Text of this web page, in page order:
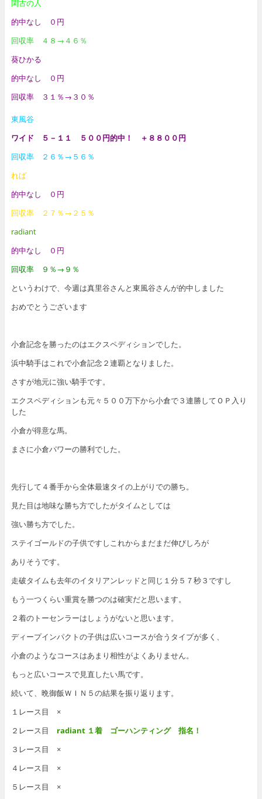
閑古の人
的中なし ０円
回収率 ４８ →４６％
葵ひかる
的中なし ０円
回収率 ３１％→３０％
東風谷
ワイド ５－１１ ５００円的中！ ＋８８００円
回収率 ２６ ％→５６％
れば
的中なし ０円
回収率 ２７％→２５％
radiant
的中なし ０円
回収率 ９％→９％
というわけで、今週は真里谷さんと東風谷さんが的中しました
おめでとうございます
小倉記念を勝ったのはエクスペディションでした。
浜中騎手はこれで小倉記念２連覇となりました。
さすが地元に強い騎手です。
エクスペディションも元々５００万下から小倉で３連勝してＯＰ入り
した
小倉が得意な馬。
まさに小倉パワーの勝利でした。
先行して４番手から全体最速タイの上がりでの勝ち。
見た目は地味な勝ち方でしたがタイムとしては
強い勝ち方でした。
ステイゴールドの子供ですしこれからまだまだ伸びしろが
ありそうです。
走破タイムも去年のイタリアンレッドと同じ１分５７秒３ですし
もう一つくらい重賞を勝つのは確実だと思います。
２着のトーセンラーはしょうがないと思います。
ディープインパクトの子供は広いコースが合うタイプが多く、
小倉のようなコースはあまり相性がよくありません。
もっと広いコースで見直したい馬です。
続いて、晩御飯ＷＩＮ５の結果を振り返ります。
１レース目 ×
２レース目 radiant １着 ゴーハンティング 指名！
３レース目 ×
４レース目 ×
５レース目 ×